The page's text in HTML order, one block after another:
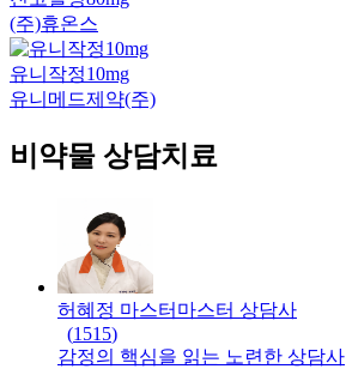
(주)휴온스
유니작정10mg
유니메드제약(주)
비약물 상담치료
허혜정 마스터 마스터 상담사
(1515)
감정의 핵심을 읽는 노련한 상담사